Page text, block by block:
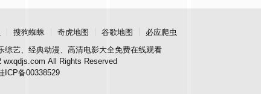
搜狗蜘蛛 奇虎地图 谷歌地图
必应爬虫
综艺、经典动漫、高清电影大全免费在线观看
wxqdjs.com All Rights Reserved
ICP备00338529